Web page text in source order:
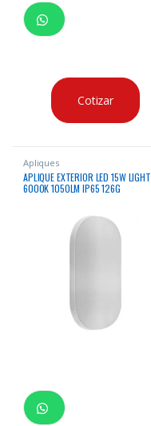
Cotizar
Apliques
APLIQUE EXTERIOR LED 15W LIGHT
6000K 1050LM IP65 126G